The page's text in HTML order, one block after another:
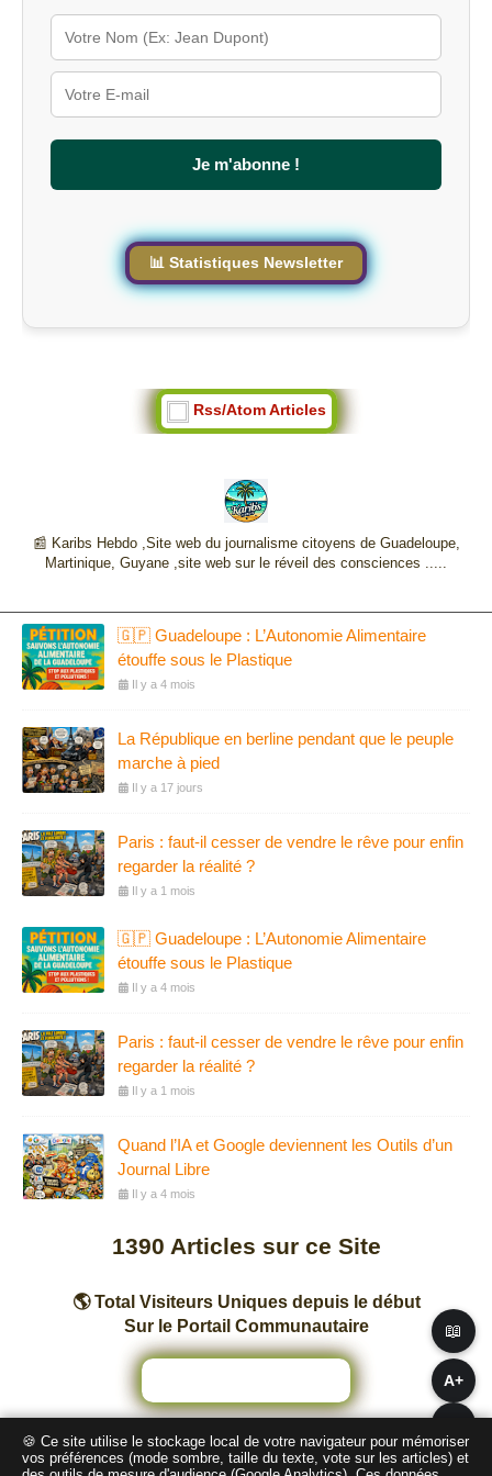
A+
📖
l
é
u
r
l
e
Je m'abonne !
📊 Statistiques Newsletter
Rss/Atom Articles
📰 Karibs Hebdo ,Site web du journalisme citoyens de Guadeloupe,
Martinique, Guyane ,site web sur le réveil des consciences .....
🇬🇵 Guadeloupe : L’Autonomie Alimentaire
étouffe sous le Plastique
Il y a 4 mois
La République en berline pendant que le peuple
marche à pied
Il y a 17 jours
Paris : faut-il cesser de vendre le rêve pour enfin
regarder la réalité ?
Il y a 1 mois
🇬🇵 Guadeloupe : L’Autonomie Alimentaire
étouffe sous le Plastique
Il y a 4 mois
Paris : faut-il cesser de vendre le rêve pour enfin
regarder la réalité ?
Il y a 1 mois
Quand l’IA et Google deviennent les Outils d’un
Journal Libre
Il y a 4 mois
1390 Articles sur ce Site
🌎 Total Visiteurs Uniques depuis le début
Sur le Portail Communautaire
Nombre total de pages vues sur ce Site
🍪 Ce site utilise le stockage local de votre navigateur pour mémoriser
vos préférences (mode sombre, taille du texte, vote sur les articles) et